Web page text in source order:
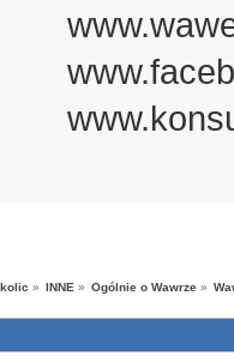
» INNE » Ogólnie o Wawrze »